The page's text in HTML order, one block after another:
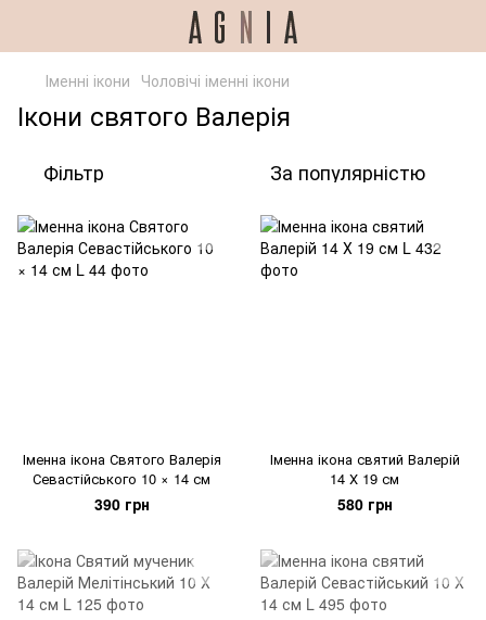
Іменні ікони Чоловічі іменні ікони
Ікони святого Валерія
Фільтр За популярністю
Іменна ікона Святого Валерія
Севастійського 10 × 14 см
390 грн
Іменна ікона святий Валерій
14 Х 19 см
580 грн